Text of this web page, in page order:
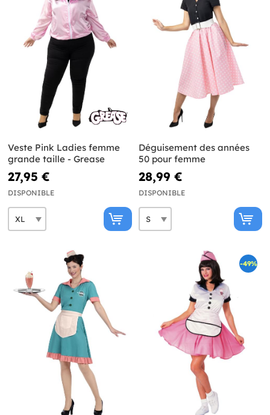
Veste Pink Ladies femme
grande taille - Grease
27,95 €
DISPONIBLE
Déguisement des années
50 pour femme
28,99 €
DISPONIBLE
-49%